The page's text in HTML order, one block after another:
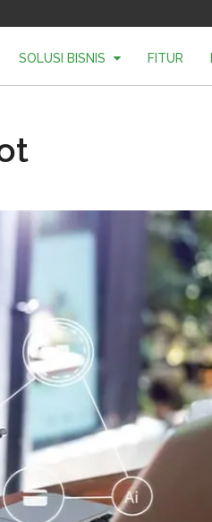
SOLUSI BISNIS FITUR